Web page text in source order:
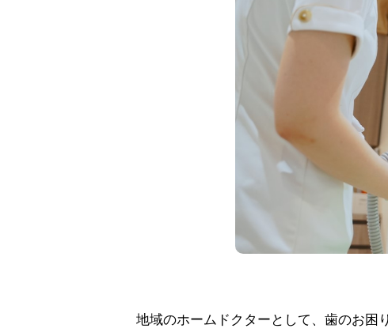
地域のホームドクターとして、歯のお困